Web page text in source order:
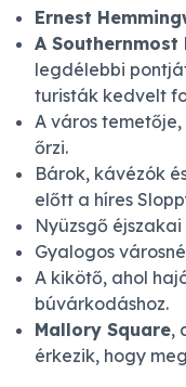
Ernest
A Southernmost
legdélebbi
turisták kedvelt
A város
őrzi.
Bárok, kávézók
előtt a híres
Nyüzsgő
Gyalogos
A kikötő, ahol
búvárkodáshoz.
Mallory Square,
érkezik, hogy